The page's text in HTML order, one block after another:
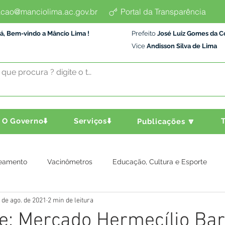
Portal da Transparência
Bem-vindo a Mâncio Lima ! Prefeito José Luiz Gomes da
Vice Andisson Silva de Lima
O Governo⬇️ Serviços⬇️ Publicações 🔽
Vacinômetros Educação, Cultura e Esporte
e Transporte Assistência Social
de ago. de 2021 2 min de leitura